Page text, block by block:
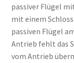
passiver Flügel
mit einem
passiven Flügel
Antrieb fehlt das
vom Antrieb